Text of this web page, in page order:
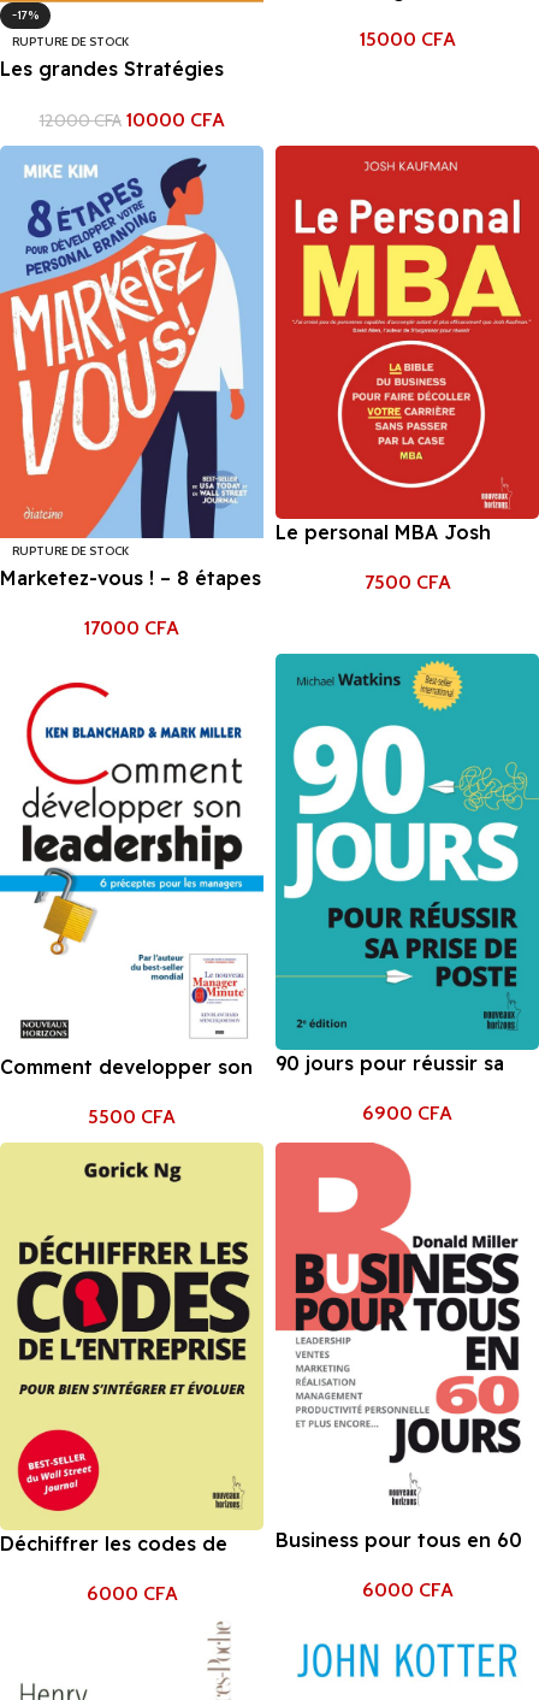
-17%
RUPTURE DE STOCK
Les grandes Stratégies
affaires David J.Rogers
12000CFA 10000 CFA
trouver un mentor, en
15000 CFA
RUPTURE DE STOCK
Marketez-vous ! – 8 étapes
personal branding Mike
17000 CFA
Le personal MBA Josh
7500 CFA
Comment developper son
5500 CFA
90 jours pour réussir sa
6900 CFA
Déchiffrer les codes de
6000 CFA
Business pour tous en 60
6000 CFA